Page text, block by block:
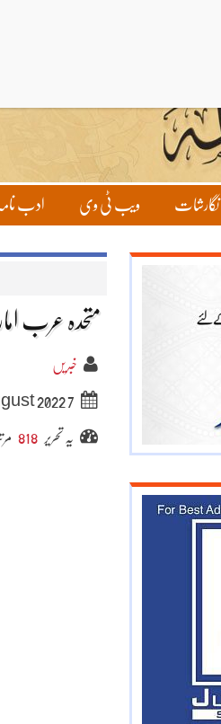
نگارشات ویب ٹی وی ادب نامہ
متحدہ عرب امارات کا
خبریں
7 August 2022ء
یہ تحریر 818